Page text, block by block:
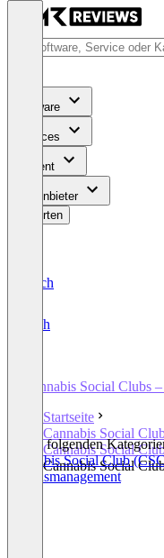
Software
Services
Content
Für Anbieter
Bewerten
Deutsch
English
Cannabis Social Clubs
Startseite
Cannabis Social
Cannabis Social
Cannabis Social
In den folgenden
Cannabis Social Club
Vereinsmanagement